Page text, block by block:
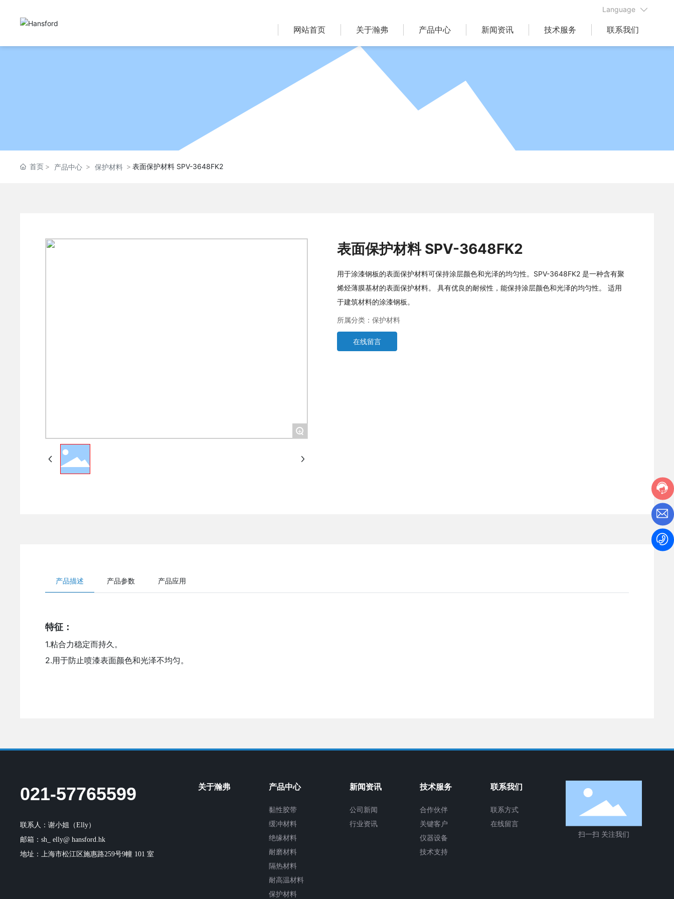
Language
网站首页 关于瀚弗 产品中心 新闻资讯 技术服务 联系我们
首页 产品中心 保护材料 表面保护材料 SPV-3648FK2
+
表面保护材料 SPV-3648FK2
用于涂漆钢板的表面保护材料可保持涂层颜色和光泽的均匀性。SPV-3648FK2 是一种含有聚
烯烃薄膜基材的表面保护材料。 具有优良的耐候性，能保持涂层颜色和光泽的均匀性。 适用
于建筑材料的涂漆钢板。
所属分类： 保护材料
在线留言
产品描述 产品参数 产品应用
特征：
1.粘合力稳定而持久。
2.用于防止喷漆表面颜色和光泽不均匀。
021-57765599
联系人：谢小姐（Elly）
邮箱：sh_ elly@ hansford.hk
地址：上海市松江区施惠路259号9幢 101 室
关于瀚弗 产品中心
黏性胶带
缓冲材料
绝缘材料
耐磨材料
隔热材料
耐高温材料
保护材料
新闻资讯
公司新闻
行业资讯
技术服务
合作伙伴
关键客户
仪器设备
技术支持
联系我们
联系方式
在线留言
扫一扫 关注我们